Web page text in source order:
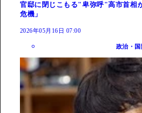
官邸に閉じこもる"卑弥呼"高市首相
危機」
2026年05月16日 07:00
政治・国